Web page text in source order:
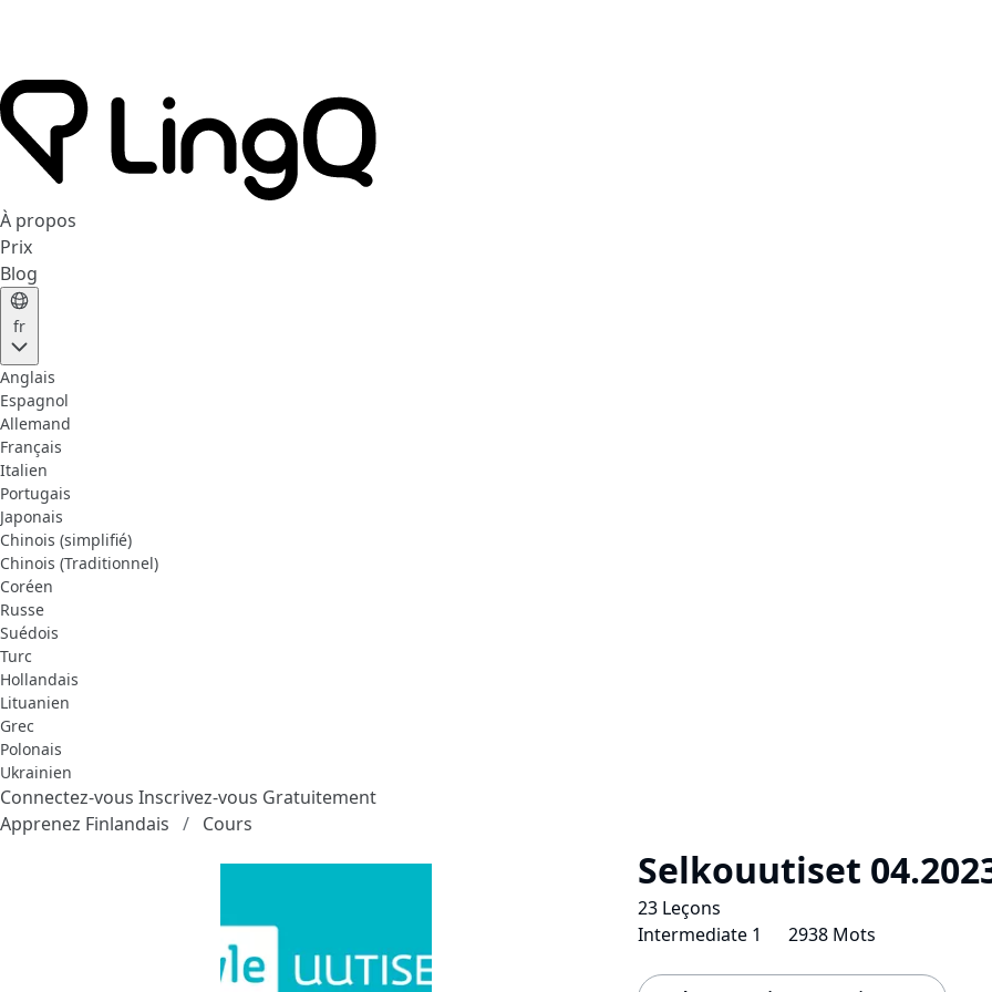
À propos
Prix
Blog
fr
Anglais
Espagnol
Allemand
Français
Italien
Portugais
Japonais
Chinois (simplifié)
Chinois (Traditionnel)
Coréen
Russe
Suédois
Turc
Hollandais
Lituanien
Grec
Polonais
Ukrainien
Connectez-vous Inscrivez-vous Gratuitement
Apprenez Finlandais
Cours
Selkouutiset
23 Leçons
Intermediate 1
2938 Mots